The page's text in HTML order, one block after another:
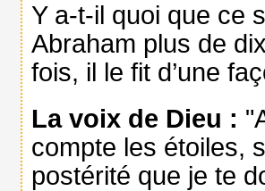
Y a-t-il quoi que ce
Abraham plus de
fois, il le fit d’une
La voix de Dieu :
compte les étoiles,
postérité que je te